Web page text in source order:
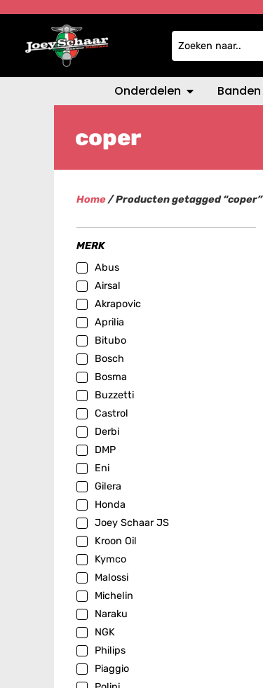
Onderdelen Banden
coper
Home/ Producten getagged “coper”
MERK
Abus
Airsal
Akrapovic
Aprilia
Bitubo
Bosch
Bosma
Buzzetti
Castrol
Derbi
DMP
Eni
Gilera
Honda
Joey Schaar JS
Kroon Oil
Kymco
Malossi
Michelin
Naraku
NGK
Philips
Piaggio